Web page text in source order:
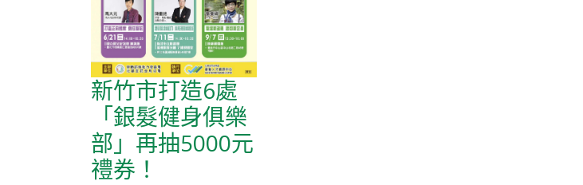
新竹市打造6處
「銀髮健身俱樂
部」再抽5000元
禮券！